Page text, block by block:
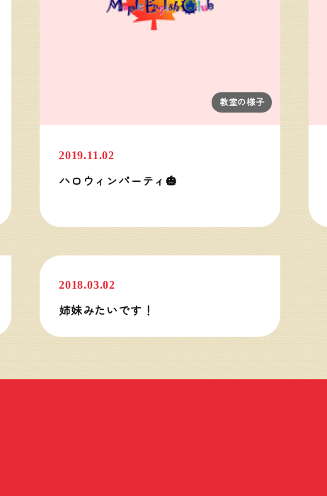
2019.11.02
教室の様子
ハロウィンパーティ🎃
2018.03.02
姉妹みたいです！